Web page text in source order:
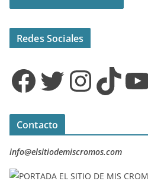
Redes Sociales
Facebook Twitter InstagramTikTok YouTube
Contacto
info@elsitiodemiscromos.com